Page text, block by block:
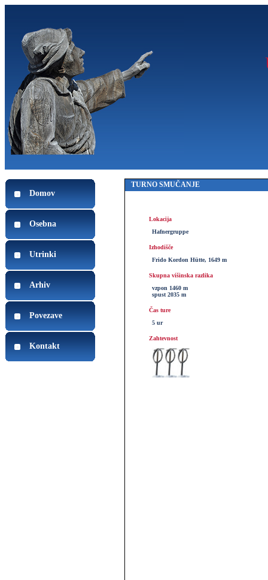
Domov
Osebna
Utrinki
Arhiv
Povezave
Kontakt
TURNO SMUČANJE
Lokacija
Hafnergruppe
Izhodišče
Frido Kordon Hütte, 1649 m
Skupna višinska razlika
vzpon 1460 m
spust 2035 m
Čas ture
5 ur
Zahtevnost